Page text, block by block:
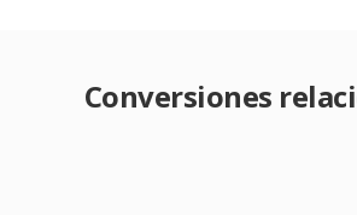
Conversiones